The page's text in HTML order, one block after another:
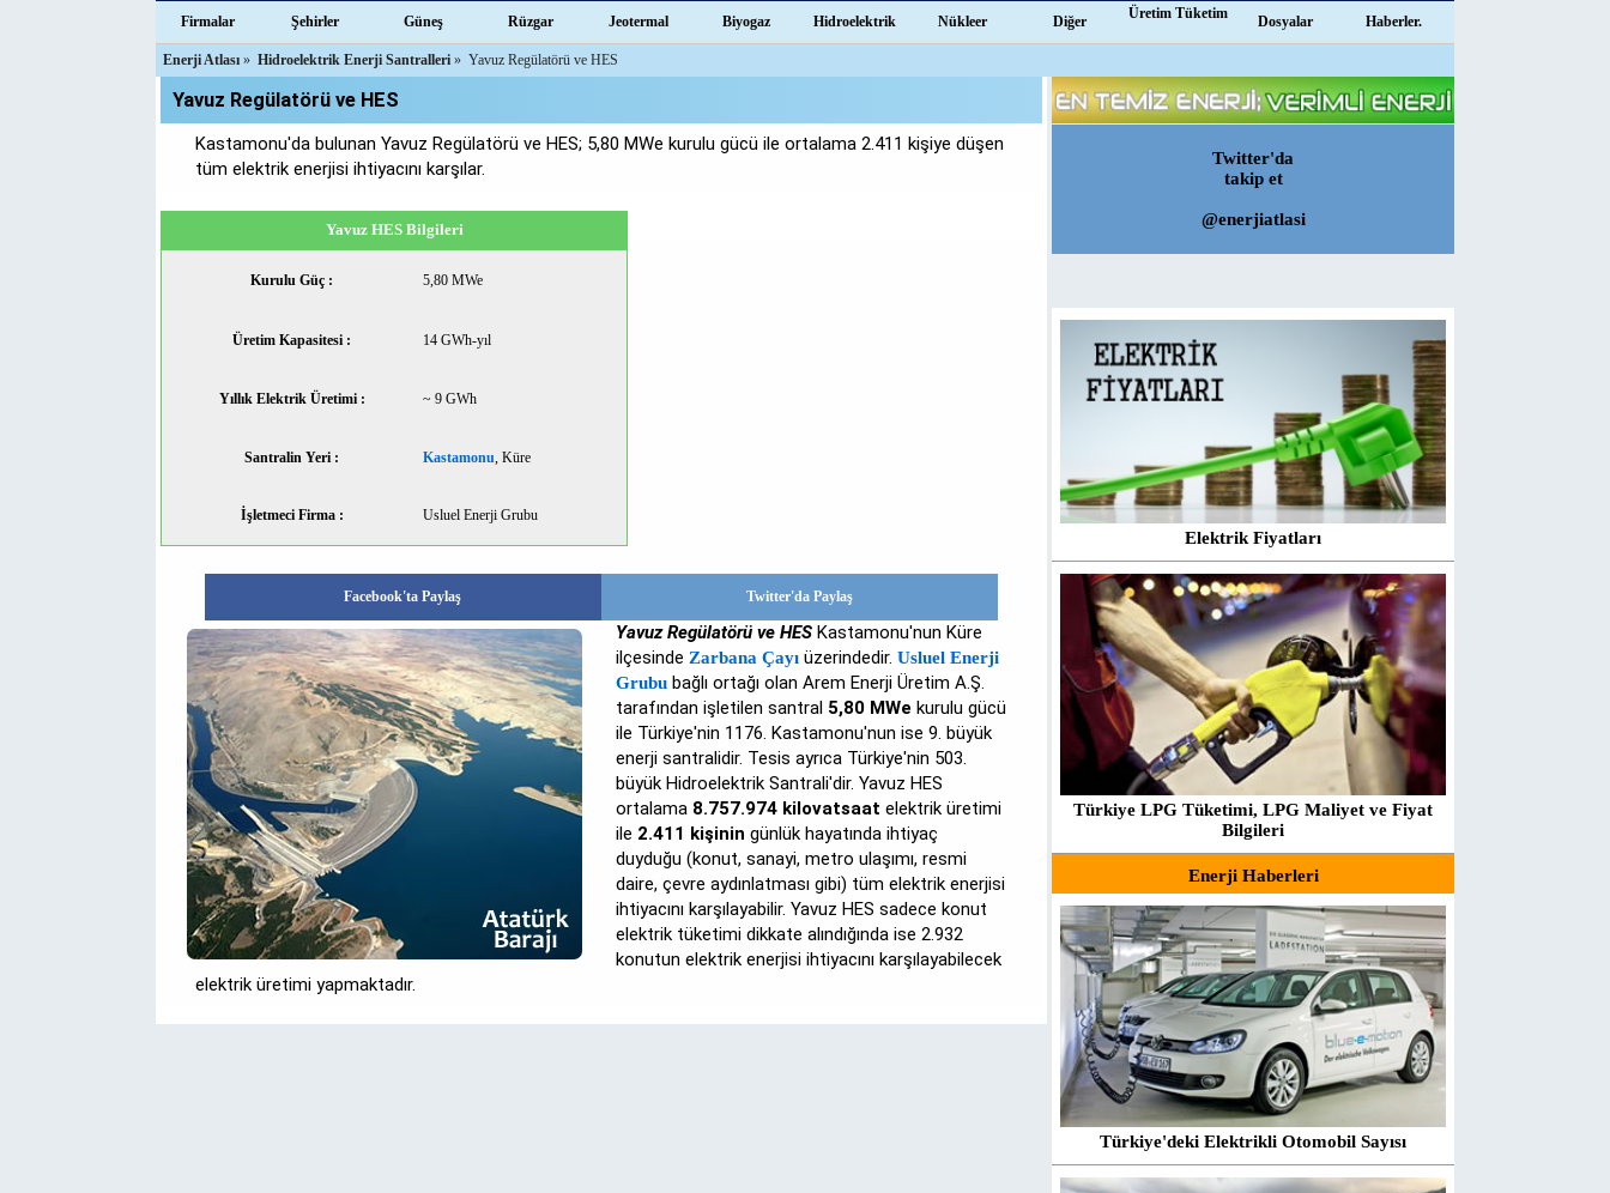
Firmalar Şehirler Güneş Rüzgar Jeotermal Biyogaz Hidroelektrik Nükleer Diğer Üretim Tüketim Dosyalar Haberler.
Enerji Atlası » Hidroelektrik Enerji Santralleri » Yavuz Regülatörü ve HES
Yavuz Regülatörü ve HES
Kastamonu'da bulunan Yavuz Regülatörü ve HES; 5,80 MWe kurulu gücü ile ortalama 2.411 kişiye düşen
tüm elektrik enerjisi ihtiyacını karşılar.
Yavuz HES Bilgileri
Kurulu Güç : 5,80 MWe
Üretim Kapasitesi : 14 GWh-yıl
Yıllık Elektrik Üretimi : ~ 9 GWh
Santralin Yeri : Kastamonu, Küre
İşletmeci Firma : Usluel Enerji Grubu
Facebook'ta Paylaş Twitter'da Paylaş
Yavuz Regülatörü ve HES Kastamonu'nun Küre
ilçesindeZarbana Çayı üzerindedir.Usluel Enerji
Grubu bağlı ortağı olan Arem Enerji Üretim A.Ş.
tarafından işletilen santral 5,80 MWe kurulu gücü
ile Türkiye'nin 1176. Kastamonu'nun ise 9. büyük
enerji santralidir. Tesis ayrıca Türkiye'nin 503.
büyük Hidroelektrik Santrali'dir. Yavuz HES
ortalama 8.757.974 kilovatsaat elektrik üretimi
ile 2.411 kişinin günlük hayatında ihtiyaç
duyduğu (konut, sanayi, metro ulaşımı, resmi
daire, çevre aydınlatması gibi) tüm elektrik enerjisi
ihtiyacını karşılayabilir. Yavuz HES sadece konut
elektrik tüketimi dikkate alındığında ise 2.932
konutun elektrik enerjisi ihtiyacını karşılayabilecek
elektrik üretimi yapmaktadır.
Twitter'da
takip et
@enerjiatlasi
Elektrik Fiyatları
Türkiye LPG Tüketimi, LPG Maliyet ve Fiyat
Bilgileri
Enerji Haberleri
Türkiye'deki Elektrikli Otomobil Sayısı